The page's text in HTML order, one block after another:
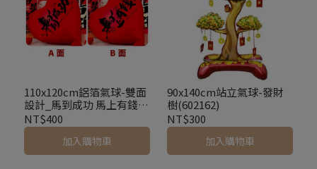
110x120cm鋁箔氣球-雙面
設計_馬到成功 馬上有錢
(8886)
NT$400
加入購物車
90x140cm站立氣球-發財
樹(602162)
NT$300
加入購物車